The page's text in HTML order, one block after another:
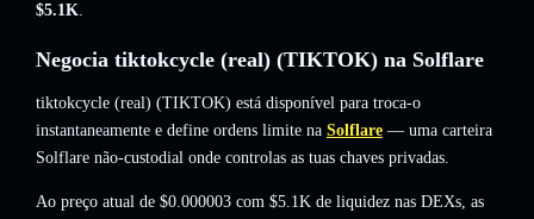
$5.1K.
Negocia tiktokcycle (real) (TIKTOK) na Solflare
tiktokcycle (real) (TIKTOK) está disponível para troca-o
instantaneamente e define ordens limite na Solflare — uma carteira
Solflare não-custodial onde controlas as tuas chaves privadas.
Ao preço atual de $0.000003 com $5.1K de liquidez nas DEXs, as